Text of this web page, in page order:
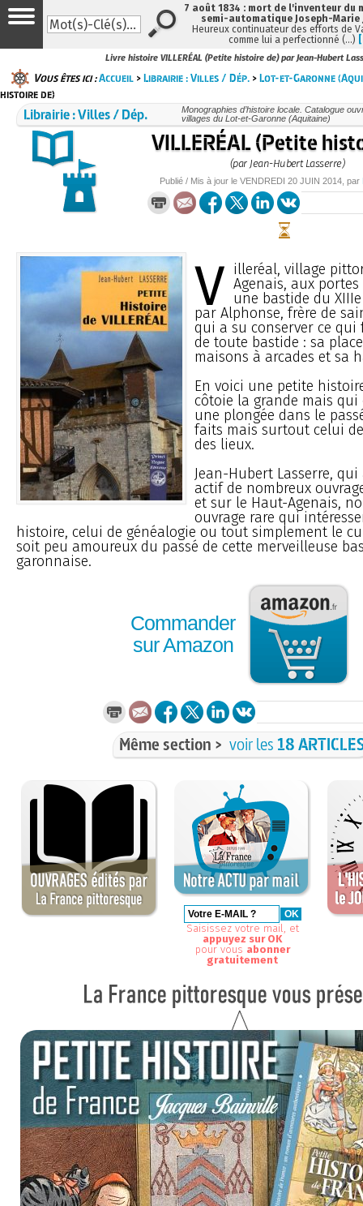
Livre histoire VILLERÉAL (Petite histoire de) par Jean-Hubert
Vous êtes ici :Accueil >Librairie : Villes / Dép. >Lot-et-Garonne
histoire de)
Librairie : Villes / Dép.
Monographies d’histoire locale. Catalogue
villages du Lot-et-Garonne (Aquitaine)
VILLERÉAL (Petite
(par Jean-Hubert Lasserre)
Publié / Mis à jour le VENDREDI 20 JUIN 2014 , par
V illeréal, village
Agenais, aux
une bastide du
par Alphonse, frère de
qui a su conserver ce
de toute bastide : sa
maisons à arcades et sa
En voici une petite
côtoie la grande mais
une plongée dans le
faits mais surtout celui
des lieux.
Jean-Hubert Lasserre,
actif de nombreux
et sur le Haut-Agenais,
ouvrage rare qui
histoire, celui de généalogie ou tout simplement le
soit peu amoureux du passé de cette merveilleuse
garonnaise.
Commander
sur Amazon
Même section > voir les 18
Saisissez votre mail, et
appuyez sur OK
pour vous abonner
gratuitement
7 août 1834 : mort de l'inventeur du
semi-automatique Joseph-Marie
Heureux continuateur des efforts de
comme lui a perfectionné (…)